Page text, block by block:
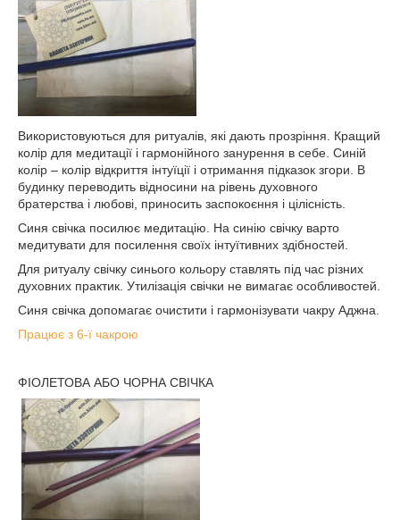
Використовуються для ритуалів, які дають прозріння. Кращий
колір для медитації і гармонійного занурення в себе. Синій
колір – колір відкриття інтуїції і отримання підказок згори. В
будинку переводить відносини на рівень духовного
братерства і любові, приносить заспокоєння і цілісність.
Синя свічка посилює медитацію. На синію свічку варто
медитувати для посилення своїх інтуїтивних здібностей.
Для ритуалу свічку синього кольору ставлять під час різних
духовних практик. Утилізація свічки не вимагає особливостей.
Синя свічка допомагає очистити і гармонізувати чакру Аджна.
Працює з 6-ї чакрою
ФІОЛЕТОВА АБО ЧОРНА СВІЧКА